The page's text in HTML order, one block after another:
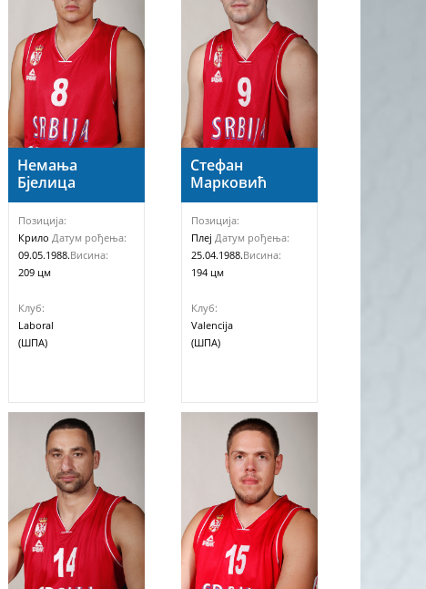
Немања
Бјелица
Позиција:
Крило Датум рођења:
09.05.1988.Висина:
209 цм
Клуб:
Laboral
(ШПА)
Стефан
Марковић
Позиција:
ПлејДатум рођења:
25.04.1988.Висина:
194 цм
Клуб:
Valencija
(ШПА)